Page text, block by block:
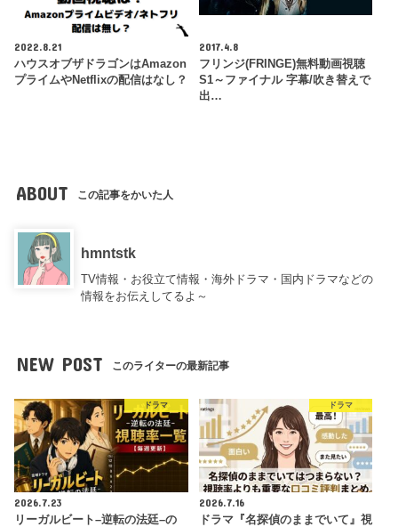
2022.8.21
ハウスオブザドラゴンはAmazon
プライムやNetflixの配信はなし？
2017.4.8
フリンジ(FRINGE)無料動画視聴
S1～ファイナル 字幕/吹き替えで
出…
ABOUT この記事をかいた人
hmntstk
TV情報・お役立て情報・海外ドラマ・国内ドラマなどの
情報をお伝えしてるよ～
NEW POST このライターの最新記事
ドラマ
2026.7.23
リーガルビート–逆転の法廷–の
ドラマ
2026.7.16
ドラマ『名探偵のままでいて』視